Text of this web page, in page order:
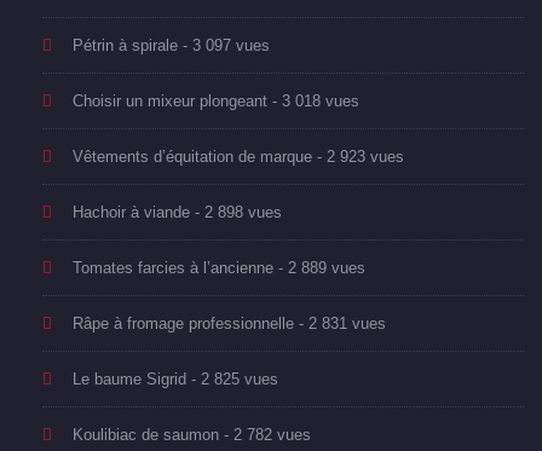
Pétrin à spirale - 3 097 vues
Choisir un mixeur plongeant - 3 018 vues
Vêtements d’équitation de marque - 2 923 vues
Hachoir à viande - 2 898 vues
Tomates farcies à l’ancienne - 2 889 vues
Râpe à fromage professionnelle - 2 831 vues
Le baume Sigrid - 2 825 vues
Koulibiac de saumon - 2 782 vues